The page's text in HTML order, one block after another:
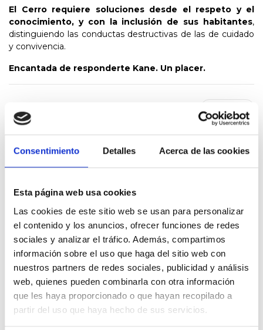
Consentimiento Detalles Acerca de las cookies
Esta página web usa cookies
Las cookies de este sitio web se usan para personalizar
el contenido y los anuncios, ofrecer funciones de redes
sociales y analizar el tráfico. Además, compartimos
información sobre el uso que haga del sitio web con
nuestros partners de redes sociales, publicidad y análisis
web, quienes pueden combinarla con otra información
que les haya proporcionado o que hayan recopilado a
partir del uso que haya hecho de sus servicios.
El Cerro requiere soluciones desde el respeto y el
conocimiento, y con la inclusión de sus habitantes,
distinguiendo las conductas destructivas de las de cuidado
y convivencia.
Encantada de responderte Kane. Un placer.